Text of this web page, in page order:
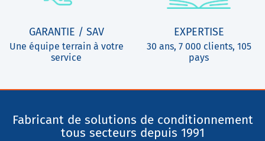
GARANTIE / SAV
Une équipe terrain à votre
service
EXPERTISE
30 ans, 7 000 clients, 105
pays
Fabricant de solutions de conditionnement
tous secteurs depuis 1991